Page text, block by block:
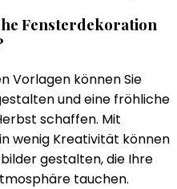
Fensterdekoration
Vorlagen können Sie
und eine fröhliche
schaffen. Mit
wenig Kreativität können
gestalten, die Ihre
tauchen.